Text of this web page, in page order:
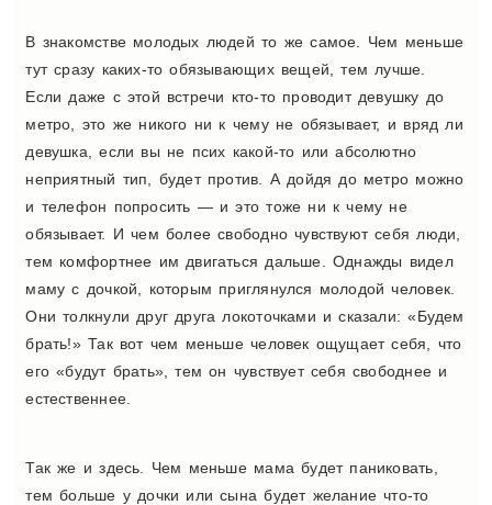
В знакомстве молодых людей то же самое. Чем меньше
тут сразу каких-то обязывающих вещей, тем лучше.
Если даже с этой встречи кто-то проводит девушку до
метро, это же никого ни к чему не обязывает, и вряд ли
девушка, если вы не псих какой-то или абсолютно
неприятный тип, будет против. А дойдя до метро можно
и телефон попросить — и это тоже ни к чему не
обязывает. И чем более свободно чувствуют себя люди,
тем комфортнее им двигаться дальше. Однажды видел
маму с дочкой, которым приглянулся молодой человек.
Они толкнули друг друга локоточками и сказали: «Будем
брать!» Так вот чем меньше человек ощущает себя, что
его «будут брать», тем он чувствует себя свободнее и
естественнее.
Так же и здесь. Чем меньше мама будет паниковать,
тем больше у дочки или сына будет желание что-то